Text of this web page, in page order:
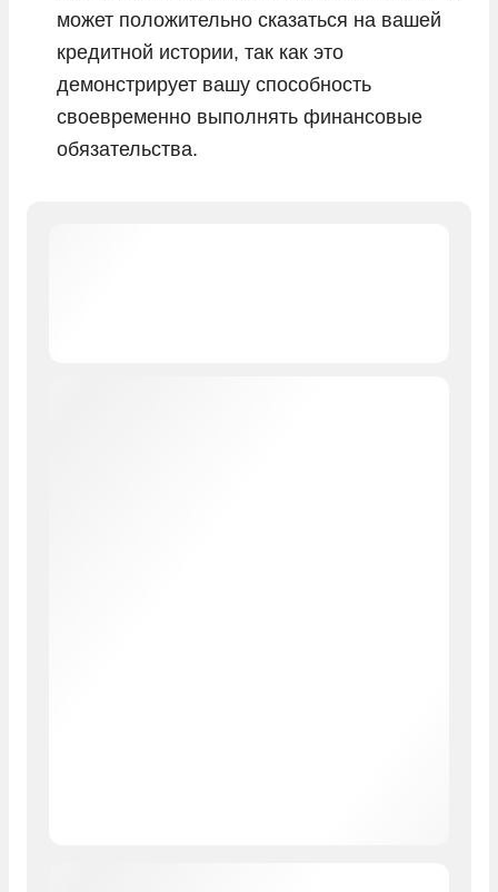
может положительно сказаться на вашей
кредитной истории, так как это
демонстрирует вашу способность
своевременно выполнять финансовые
обязательства.